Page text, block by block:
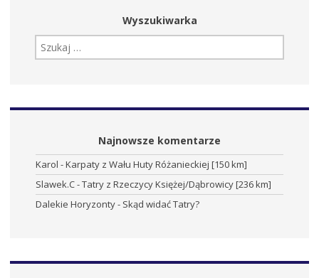
Wyszukiwarka
SZUKAJ:
Najnowsze komentarze
Karol -Karpaty z Wału Huty Różanieckiej [150 km]
Slawek.C-Tatry z Rzeczycy Księżej/Dąbrowicy [236 km]
Dalekie Horyzonty- Skąd widać Tatry?